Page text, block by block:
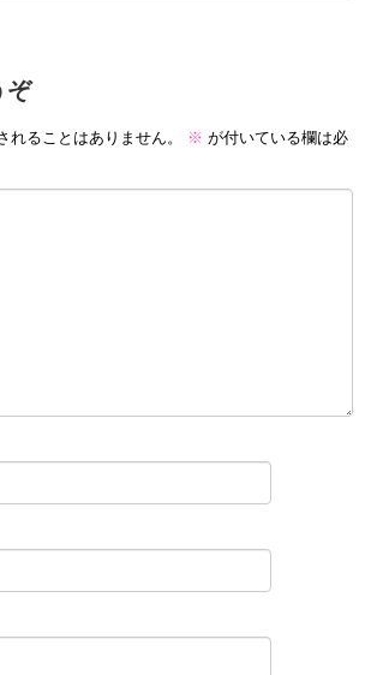
ぞ
れることはありません。 ※ が付いている欄は必